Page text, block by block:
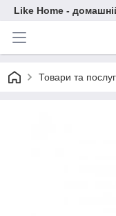
Like Home -
Товари та